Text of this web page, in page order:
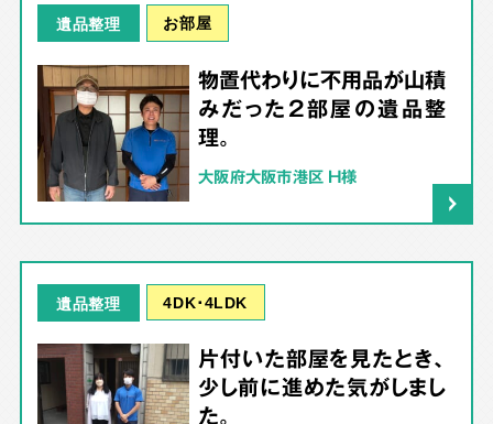
遺品整理 お部屋
物置代わりに不用品が山積
みだった2部屋の遺品整
理。
大阪府大阪市港区 H様
遺品整理 4DK･4LDK
片付いた部屋を見たとき、
少し前に進めた気がしまし
た。